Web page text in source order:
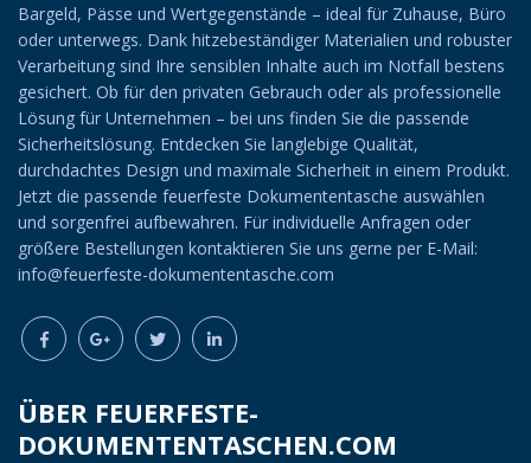
Bargeld, Pässe und Wertgegenstände – ideal für Zuhause, Büro
oder unterwegs. Dank hitzebeständiger Materialien und robuster
Verarbeitung sind Ihre sensiblen Inhalte auch im Notfall bestens
gesichert. Ob für den privaten Gebrauch oder als professionelle
Lösung für Unternehmen – bei uns finden Sie die passende
Sicherheitslösung. Entdecken Sie langlebige Qualität,
durchdachtes Design und maximale Sicherheit in einem Produkt.
Jetzt die passende feuerfeste Dokumententasche auswählen
und sorgenfrei aufbewahren. Für individuelle Anfragen oder
größere Bestellungen kontaktieren Sie uns gerne per E-Mail:
info@feuerfeste-dokumententasche.com
ÜBER FEUERFESTE-
DOKUMENTENTASCHEN.COM